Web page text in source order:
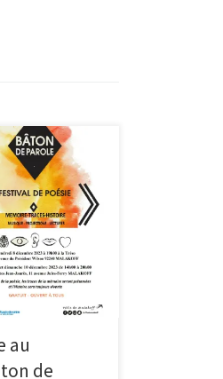
9 et 10
Traces-
Jean Jaurès.
au
de